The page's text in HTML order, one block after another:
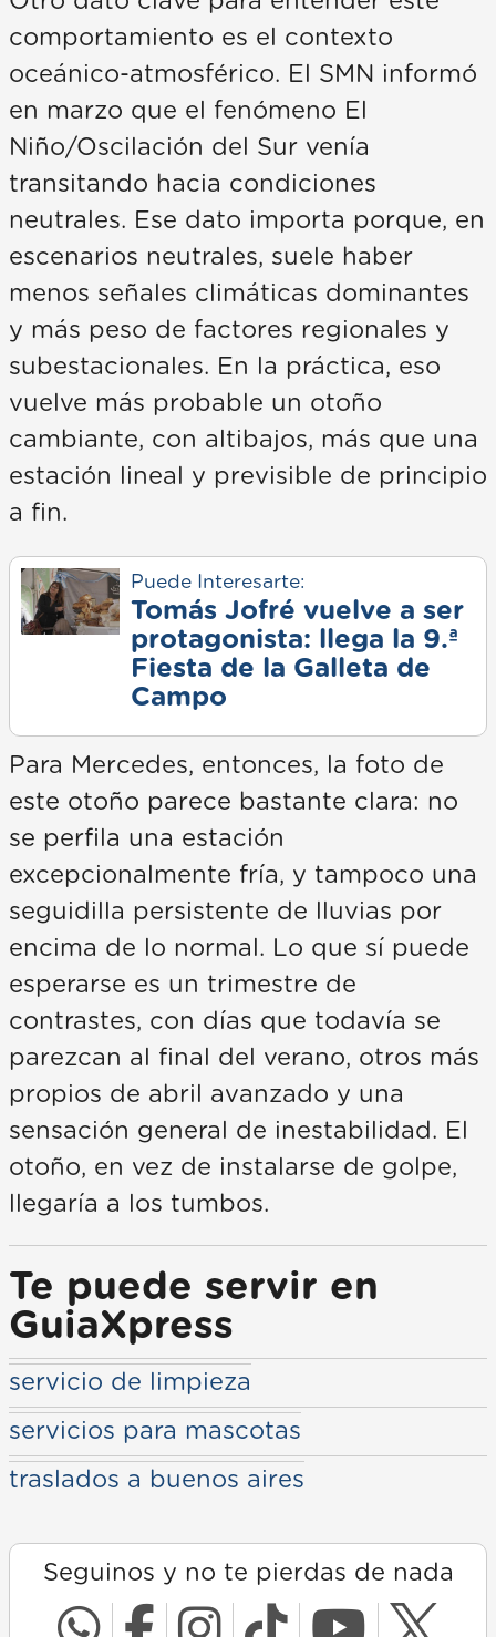
comportamiento es el contexto
oceánico-atmosférico. El SMN informó
en marzo que el fenómeno El
Niño/Oscilación del Sur venía
transitando hacia condiciones
neutrales. Ese dato importa porque, en
escenarios neutrales, suele haber
menos señales climáticas dominantes
y más peso de factores regionales y
subestacionales. En la práctica, eso
vuelve más probable un otoño
cambiante, con altibajos, más que una
estación lineal y previsible de principio
a fin.
Puede Interesarte:
Tomás Jofré vuelve a ser
protagonista: llega la 9.ª
Fiesta de la Galleta de
Campo
Para Mercedes, entonces, la foto de
este otoño parece bastante clara: no
se perfila una estación
excepcionalmente fría, y tampoco una
seguidilla persistente de lluvias por
encima de lo normal. Lo que sí puede
esperarse es un trimestre de
contrastes, con días que todavía se
parezcan al final del verano, otros más
propios de abril avanzado y una
sensación general de inestabilidad. El
otoño, en vez de instalarse de golpe,
llegaría a los tumbos.
Te puede servir en
GuiaXpress
servicio de limpieza
servicios para mascotas
traslados a buenos aires
Seguinos y no te pierdas de nada